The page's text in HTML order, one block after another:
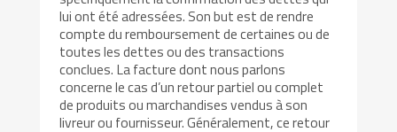
lui ont été adressées. Son but est de rendre
compte du remboursement de certaines ou de
toutes les dettes ou des transactions
conclues. La facture dont nous parlons
concerne le cas d’un retour partiel ou complet
de produits ou marchandises vendus à son
livreur ou fournisseur. Généralement, ce retour